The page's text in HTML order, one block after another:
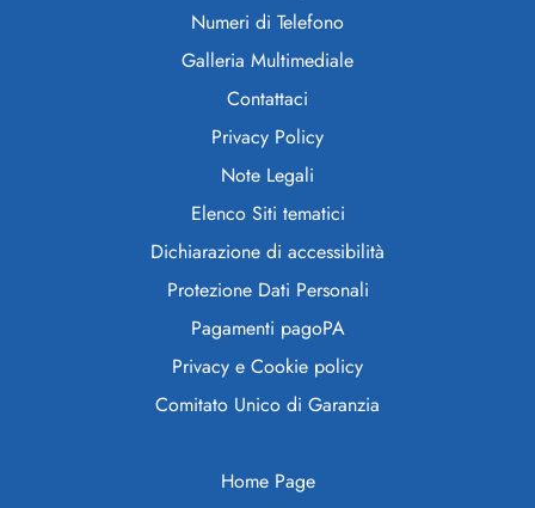
Numeri di Telefono
Galleria Multimediale
Contattaci
Privacy Policy
Note Legali
Elenco Siti tematici
Dichiarazione di accessibilità
Protezione Dati Personali
Pagamenti pagoPA
Privacy e Cookie policy
Comitato Unico di Garanzia
Home Page